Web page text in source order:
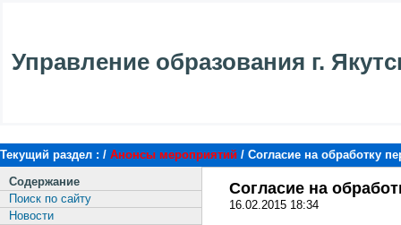
Управление образования г.
Текущий раздел : / Анонсы мероприятий / Согласие на обработку
Содержание
Поиск по сайту
Новости
Согласие на
16.02.2015 18:34